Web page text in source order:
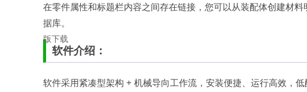
在零件属性和标题栏内容之间存在链接，您可以从装配体创建材
据库。
软件介绍：
软件采用紧凑型架构 + 机械导向工作流，安装便捷、运行高效，